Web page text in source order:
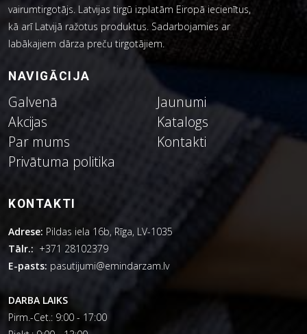
vairumtirgotājs. Latvijas tirgū izplatām Eiropā iecienītus,
kā arī Latvijā ražotus produktus. Sadarbojamies ar
labākajiem dārza preču tirgotājiem.
NAVIGĀCIJA
Galvenā
Jaunumi
Akcijas
Katalogs
Par mums
Kontakti
Privātuma politika
KONTAKTI
Adrese: Pildas iela 16b, Rīga, LV-1035
Tālr.: +371 28102379
E-pasts: pasutijumi@emindarzam.lv
DARBA LAIKS
Pirm.-Cet.: 9:00 - 17:00